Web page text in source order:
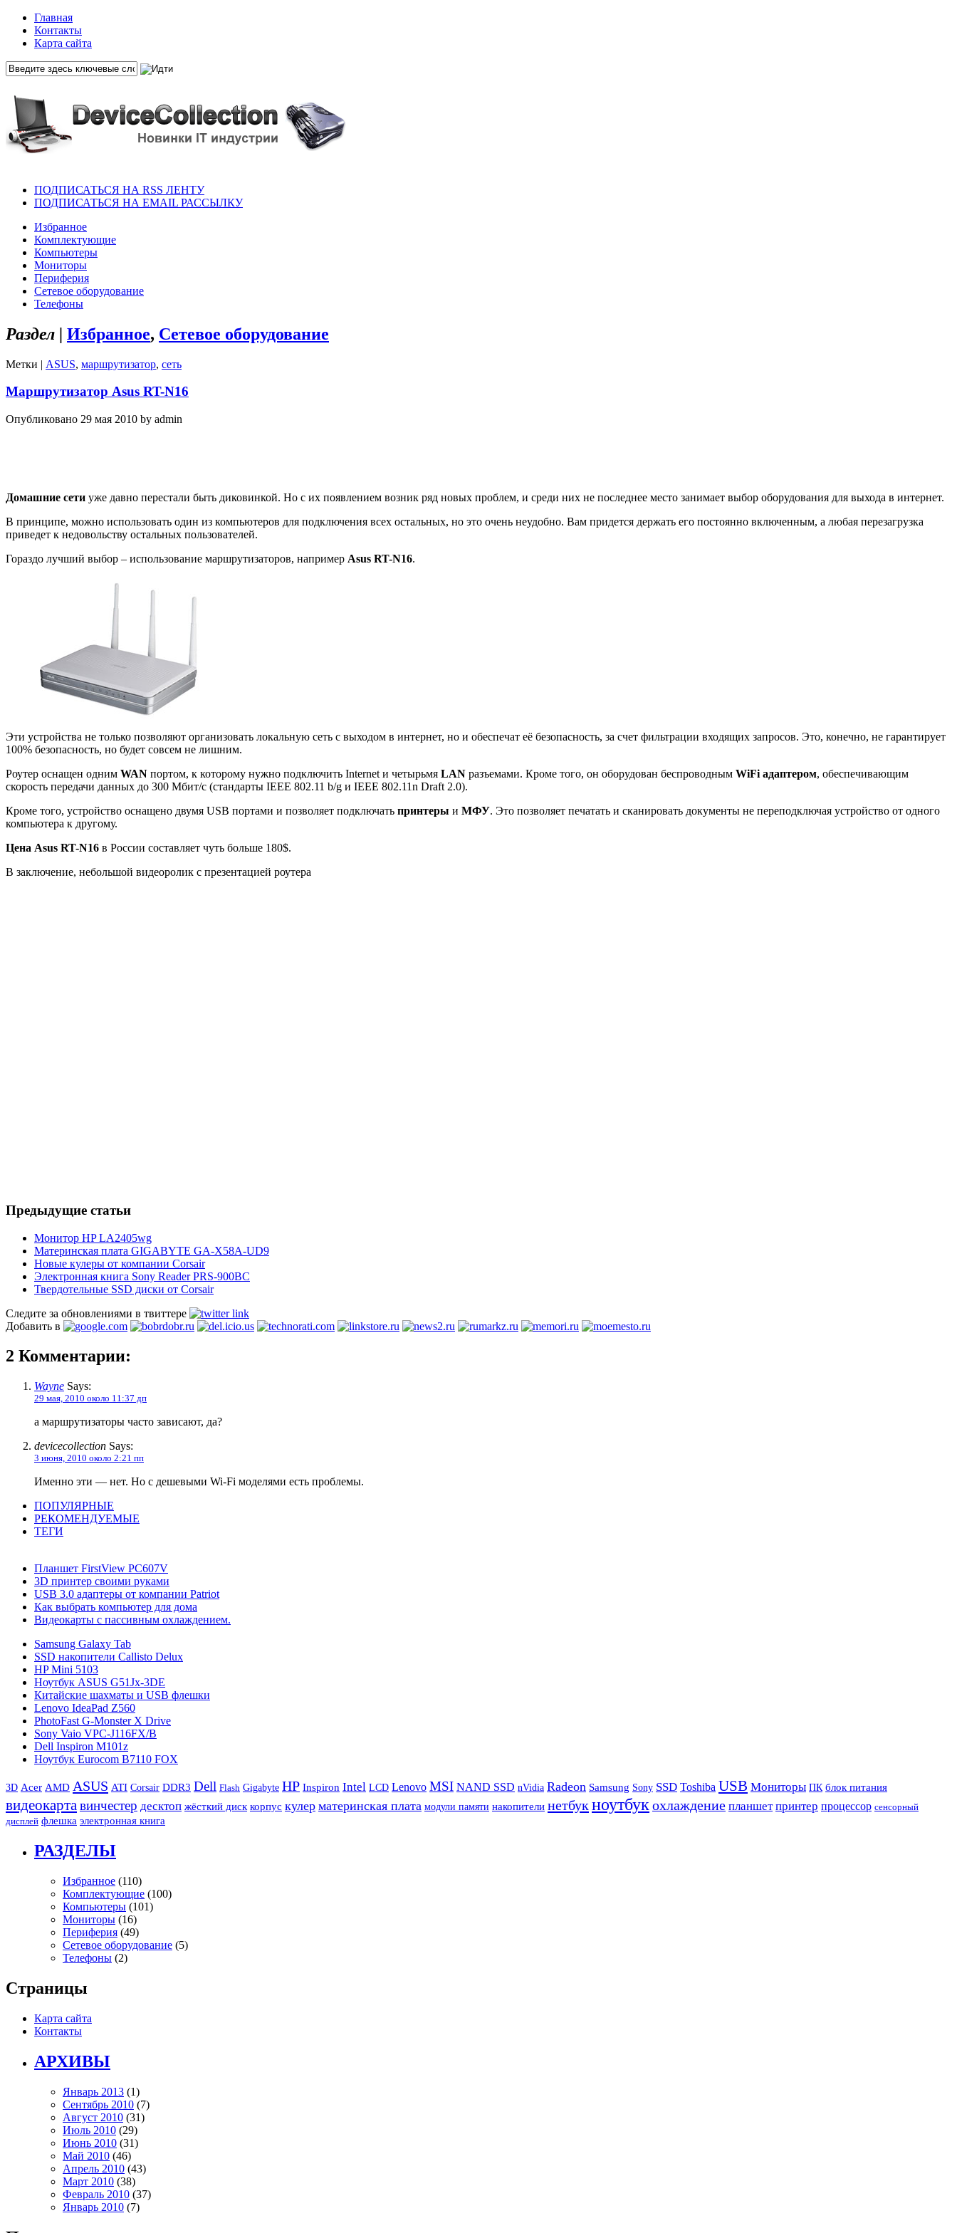
Главная
Контакты
Карта сайта
ПОДПИСАТЬСЯ НА RSS ЛЕНТУ
ПОДПИСАТЬСЯ НА EMAIL РАССЫЛКУ
Избранное
Комплектующие
Компьютеры
Мониторы
Периферия
Сетевое оборудование
Телефоны
Раздел | Избранное, Сетевое оборудование
Метки | ASUS, маршрутизатор, сеть
Маршрутизатор Asus RT-N16
Опубликовано 29 мая 2010 by admin
Домашние сети уже давно перестали быть диковинкой. Но с их появлением возник ряд новых проблем, и среди них не последнее место занимает выбор оборудования для выхода в интернет.
В принципе, можно использовать один из компьютеров для подключения всех остальных, но это очень неудобно. Вам придется держать его постоянно включенным, а любая перезагрузка
приведет к недовольству остальных пользователей.
Гораздо лучший выбор – использование маршрутизаторов, например Asus RT-N16.
Эти устройства не только позволяют организовать локальную сеть с выходом в интернет, но и обеспечат её безопасность, за счет фильтрации входящих запросов. Это, конечно, не гарантирует
100% безопасность, но будет совсем не лишним.
Роутер оснащен одним WAN портом, к которому нужно подключить Internet и четырьмя LAN разъемами. Кроме того, он оборудован беспроводным WiFi адаптером, обеспечивающим
скорость передачи данных до 300 Мбит/с (стандарты IEEE 802.11 b/g и IEEE 802.11n Draft 2.0).
Кроме того, устройство оснащено двумя USB портами и позволяет подключать принтеры и МФУ. Это позволяет печатать и сканировать документы не переподключая устройство от одного
компьютера к другому.
Цена Asus RT-N16 в России составляет чуть больше 180$.
В заключение, небольшой видеоролик с презентацией роутера
Предыдущие статьи
Монитор HP LA2405wg
Материнская плата GIGABYTE GA-X58A-UD9
Новые кулеры от компании Corsair
Электронная книга Sony Reader PRS-900BC
Твердотельные SSD диски от Corsair
Следите за обновлениями в твиттере
Добавить в
2 Комментарии:
Wayne Says:
29 мая, 2010 около 11:37 дп
а маршрутизаторы часто зависают, да?
devicecollection Says:
3 июня, 2010 около 2:21 пп
Именно эти — нет. Но с дешевыми Wi-Fi моделями есть проблемы.
ПОПУЛЯРНЫЕ
РЕКОМЕНДУЕМЫЕ
ТЕГИ
Планшет FirstView PC607V
3D принтер своими руками
USB 3.0 адаптеры от компании Patriot
Как выбрать компьютер для дома
Видеокарты с пассивным охлаждением.
Samsung Galaxy Tab
SSD накопители Callisto Delux
HP Mini 5103
Ноутбук ASUS G51Jx-3DE
Китайские шахматы и USB флешки
Lenovo IdeaPad Z560
PhotoFast G-Monster X Drive
Sony Vaio VPC-J116FX/B
Dell Inspiron M101z
Ноутбук Eurocom B7110 FOX
3D Acer AMD ASUS ATI Corsair DDR3 Dell Flash Gigabyte HP Inspiron Intel LCD Lenovo MSI NAND SSD nVidia Radeon Samsung Sony SSD Toshiba USB Мониторы ПК блок питания
видеокарта винчестер десктоп жёсткий диск корпус кулер материнская плата модули памяти накопители нетбукноутбукохлаждение планшет принтер процессор сенсорный
дисплей флешка электронная книга
РАЗДЕЛЫ
Избранное (110)
Комплектующие (100)
Компьютеры (101)
Мониторы (16)
Периферия (49)
Сетевое оборудование (5)
Телефоны (2)
Страницы
Карта сайта
Контакты
АРХИВЫ
Январь 2013 (1)
Сентябрь 2010 (7)
Август 2010 (31)
Июль 2010 (29)
Июнь 2010 (31)
Май 2010 (46)
Апрель 2010 (43)
Март 2010 (38)
Февраль 2010 (37)
Январь 2010 (7)